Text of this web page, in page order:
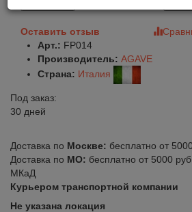
Оставить отзыв
Арт.: FP014
Производитель: AGAVE
Страна: Италия
Под заказ:
30 дней
Доставка по Москве: бесплатно от
Доставка по МО: бесплатно от 5000
МКаД
Курьером транспортной компании
Не указана локация